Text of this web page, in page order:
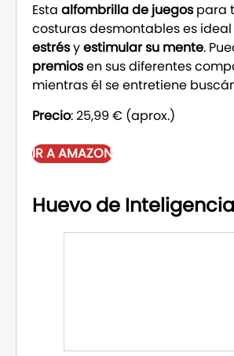
Esta alfombrilla de juegospara
costuras desmontables es
estrésyestimular su mente.
premiosen sus diferentes
mientras él se entretiene
Precio: 25,99 € (aprox.)
IR A AMAZON
Huevo de